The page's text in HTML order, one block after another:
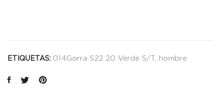
ETIQUETAS: 014Gorra S22 20 Verde S/T hombre